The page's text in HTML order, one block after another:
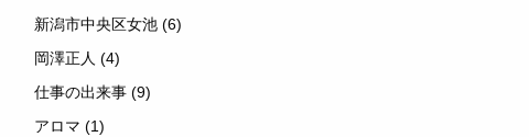
新潟市中央区女池 (6)
岡澤正人 (4)
仕事の出来事 (9)
アロマ (1)